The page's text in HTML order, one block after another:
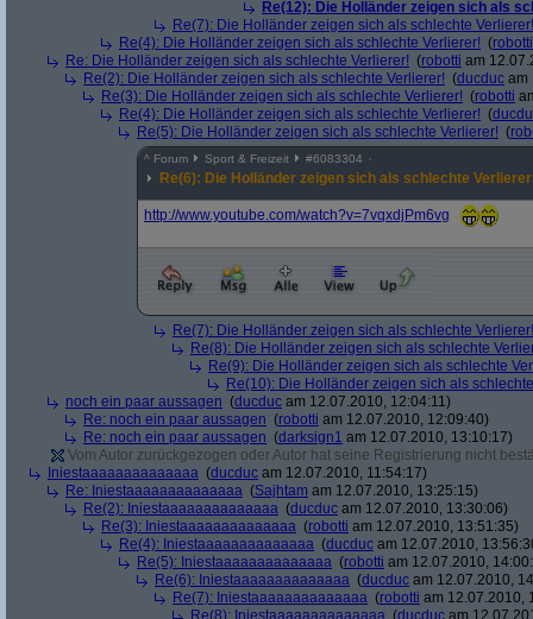
Re(12): Die Holländer zeigen sich als
Re(7): Die Holländer zeigen sich als schlechte Verlierer!
Re(4): Die Holländer zeigen sich als schlechte Verlierer! (robotti
Re: Die Holländer zeigen sich als schlechte Verlierer! (robotti am
Re(2): Die Holländer zeigen sich als schlechte Verlierer! (ducduc am
Re(3): Die Holländer zeigen sich als schlechte Verlierer! (robotti
Re(4): Die Holländer zeigen sich als schlechte Verlierer! (
Re(5): Die Holländer zeigen sich als schlechte Verlierer! (
^ Forum Sport & Freizeit #6083304
Re(6): Die Holländer zeigen sich als schlechte
http://www.youtube.com/watch?v=7vqxdjPm6vg
Re(7): Die Holländer zeigen sich als schlechte Verlierer!
Re(8): Die Holländer zeigen sich als schlechte
Re(9): Die Holländer zeigen sich als schlechte
Re(10): Die Holländer zeigen sich als
noch ein paar aussagen (ducduc am 12.07.2010, 12:04:11)
Re: noch ein paar aussagen (robotti am 12.07.2010, 12:09:40)
Re: noch ein paar aussagen (darksign1 am 12.07.2010, 13:10:17)
Vom Autor zurückgezogen oder Autor hat seine Registrierung nicht
Iniestaaaaaaaaaaaaaa (ducduc am 12.07.2010, 11:54:17)
Re: Iniestaaaaaaaaaaaaaa (Sajhtam am 12.07.2010, 13:25:15)
Re(2): Iniestaaaaaaaaaaaaaa (ducduc am 12.07.2010, 13:30:06)
Re(3): Iniestaaaaaaaaaaaaaa (robotti am 12.07.2010, 13:51:35)
Re(4): Iniestaaaaaaaaaaaaaa (ducduc am 12.07.2010,
Re(5): Iniestaaaaaaaaaaaaaa (robotti am 12.07.2010,
Re(6): Iniestaaaaaaaaaaaaaa (ducduc am 12.07.2010,
Re(7): Iniestaaaaaaaaaaaaaa (robotti am 12.07.2010,
Re(8): Iniestaaaaaaaaaaaaaa (ducduc am